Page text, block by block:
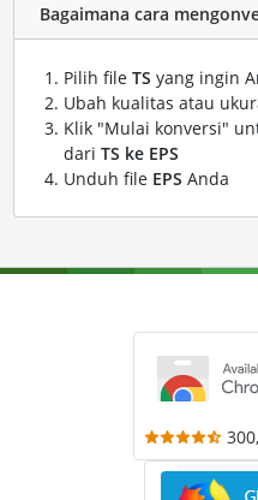
Bagaimana cara
Pilih file TS yang ingin
Ubah kualitas atau
Klik "Mulai konversi"
dari TS ke EPS
Unduh file EPS Anda